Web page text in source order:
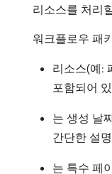
리소스를 처리
워크플로우 패
리소스(예:
포함되어
는 생성 날
간단한 설
는 특수 페